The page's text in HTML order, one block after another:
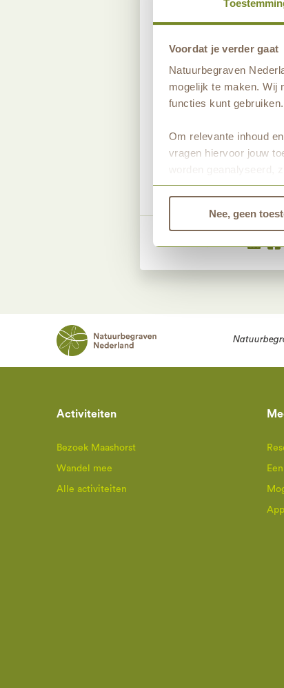
Voordat je verder gaat
Natuurbegraven
mogelijk te maken. Wij
functies kunt gebruiken.
Om relevante inhoud
vragen hiervoor jouw
worden geanalyseerd,
Bekijk dan de andere
Nee, geen
Wil jij de
Wil jij een
voor je klaar
knop.
Activiteiten
Bezoek Maashorst
Wandel mee
Alle activiteiten